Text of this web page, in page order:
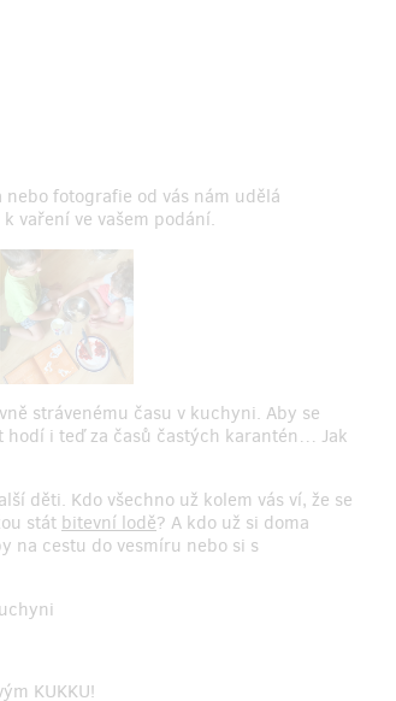
fotografie od vás nám udělá
vaření ve vašem podání.
strávenému času v kuchyni. Aby se
hodí i teď za časů častých karantén… Jak
děti. Kdo všechno už kolem vás ví, že se
stát bitevní lodě? A kdo už si doma
na cestu do vesmíru nebo si s
KUKKU!